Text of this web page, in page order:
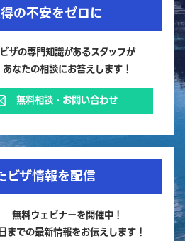
の不安をゼロに
ビザの専門知識があるスタッフが
あなたの相談にお答えします！
無料相談・お問い合わせ
ビザ情報を配信
無料ウェビナーを開催中！
までの最新情報をお伝えします！